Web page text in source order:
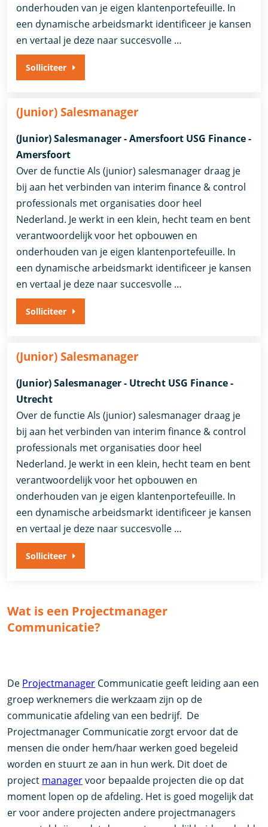
onderhouden van je eigen klantenportefeuille. In
een dynamische arbeidsmarkt identificeer je kansen
en vertaal je deze naar succesvolle …
Solliciteer
(Junior) Salesmanager
(Junior) Salesmanager - Amersfoort USG Finance -
Amersfoort
Over de functie Als (junior) salesmanager draag je
bij aan het verbinden van interim finance & control
professionals met organisaties door heel
Nederland. Je werkt in een klein, hecht team en bent
verantwoordelijk voor het opbouwen en
onderhouden van je eigen klantenportefeuille. In
een dynamische arbeidsmarkt identificeer je kansen
en vertaal je deze naar succesvolle …
Solliciteer
(Junior) Salesmanager
(Junior) Salesmanager - Utrecht USG Finance -
Utrecht
Over de functie Als (junior) salesmanager draag je
bij aan het verbinden van interim finance & control
professionals met organisaties door heel
Nederland. Je werkt in een klein, hecht team en bent
verantwoordelijk voor het opbouwen en
onderhouden van je eigen klantenportefeuille. In
een dynamische arbeidsmarkt identificeer je kansen
en vertaal je deze naar succesvolle …
Solliciteer
Wat is een Projectmanager
Communicatie?
De Projectmanager Communicatie geeft leiding aan een
groep werknemers die werkzaam zijn op de
communicatie afdeling van een bedrijf. De
Projectmanager Communicatie zorgt ervoor dat de
mensen die onder hem/haar werken goed begeleid
worden en stuurt ze aan in hun werk. Dit doet de
project managervoor bepaalde projecten die op dat
moment lopen op de afdeling. Het is goed mogelijk dat
er voor andere projecten andere projectmanagers